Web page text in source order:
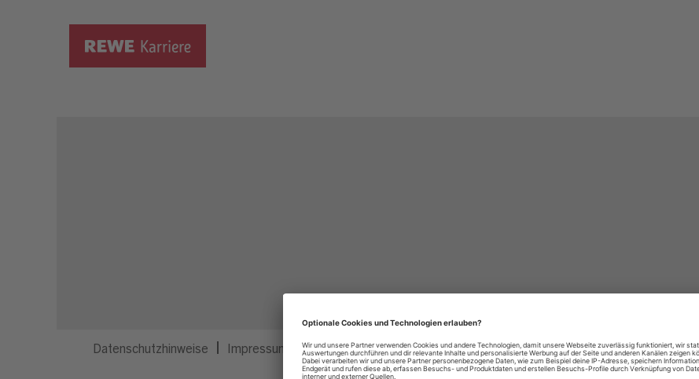
Datenschutzhinweise Impressum Privatsphäre-Einstellungen